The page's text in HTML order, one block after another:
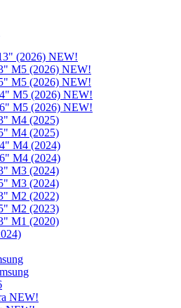
(2026) NEW!
M5 (2026) NEW!
M5 (2026) NEW!
M5 (2026) NEW!
M5 (2026) NEW!
M4 (2025)
M4 (2025)
M4 (2024)
M4 (2024)
M3 (2024)
M3 (2024)
M2 (2022)
M2 (2023)
M1 (2020)
NEW!